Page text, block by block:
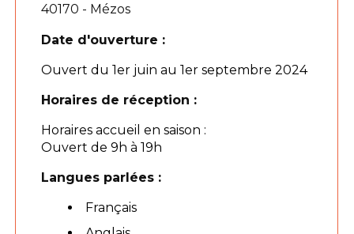
40170 - Mézos
Date d'ouverture :
Ouvert du 1er juin au 1er septembre 2024
Horaires de réception :
Horaires accueil en saison :
Ouvert de 9h à 19h
Langues parlées :
Français